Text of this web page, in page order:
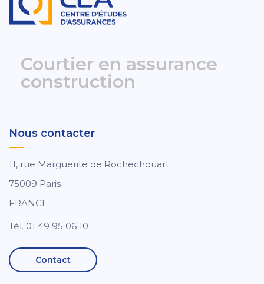
Courtier en assurance
construction
Nous contacter
11, rue Marguerite de Rochechouart
75009 Paris
FRANCE
Tél. 01 49 95 06 10
Contact